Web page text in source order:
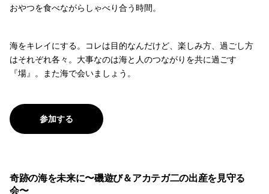
おやつを食べながらしゃべり合う時間。
海をキレイにする。コレは目的なんだけど、楽しみ方、過ごし方
はそれぞれ各々。大事なのは海と人のつながりを共に過ごす
『場』。また海で会いましょう。
参加する
奇跡の海を未来に〜磯遊び＆アカテガ二の出産を見守る
会〜